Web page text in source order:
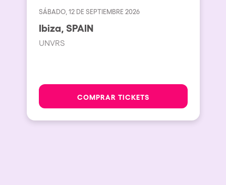
SÁBADO, 12 DE SEPTIEMBRE 2026
Ibiza, SPAIN
UNVRS
COMPRAR TICKETS